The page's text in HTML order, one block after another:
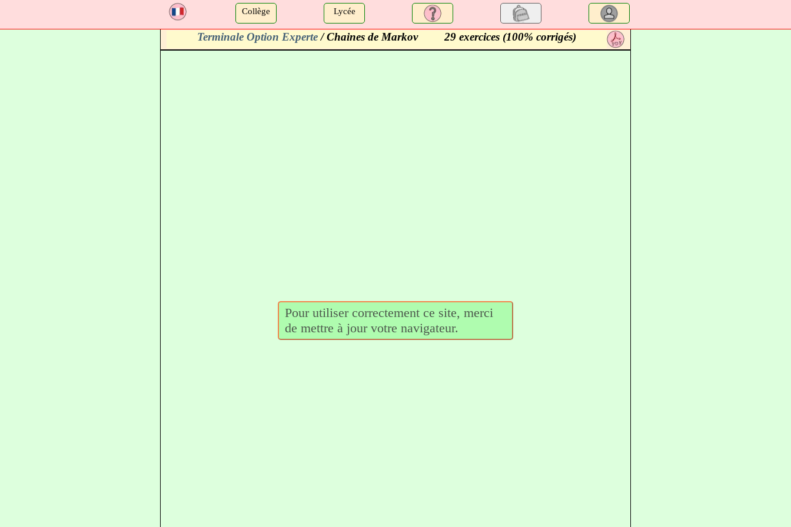
Pour utiliser correctement ce site, merci
de mettre à jour votre navigateur.
a Collège Lycée
Terminale Option Experte/ Chaines de Markov 29 exercices (100% corrigés) a